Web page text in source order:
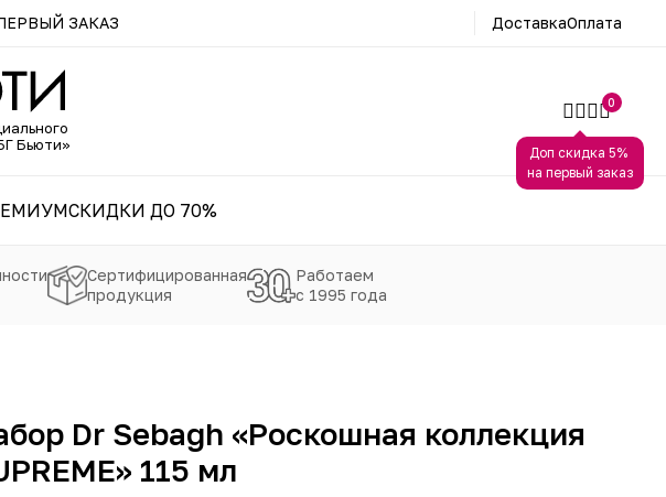
ЗАКАЗ ДоставкаОплата
Бьюти»
Доп скидка 5%
на первый заказ
0
СКИДКИ ДО 70%
Сертифицированная
продукция
Работаем
с 1995 года
Dr Sebagh «Роскошная коллекция
115 мл